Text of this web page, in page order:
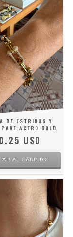
DE ESTRIBOS Y
ACERO GOLD
USD